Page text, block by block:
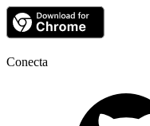
Conecta